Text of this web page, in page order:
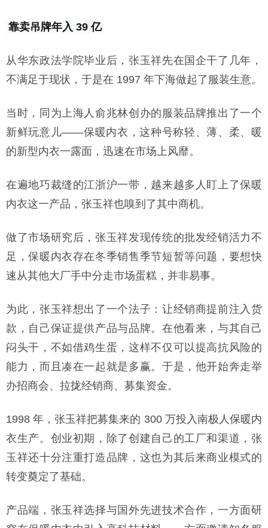
靠卖吊牌年入 39 亿
从华东政法学院毕业后，张玉祥先在国企干了几年，
不满足于现状，于是在 1997 年下海做起了服装生意。
当时，同为上海人俞兆林创办的服装品牌推出了一个
新鲜玩意儿——保暖内衣，这种号称轻、薄、柔、暖
的新型内衣一露面，迅速在市场上风靡。
在遍地巧裁缝的江浙沪一带，越来越多人盯上了保暖
内衣这一产品，张玉祥也嗅到了其中商机。
做了市场研究后，张玉祥发现传统的批发经销活力不
足，保暖内衣存在冬季销售季节短暂等问题，要想快
速从其他大厂手中分走市场蛋糕，并非易事。
为此，张玉祥想出了一个法子：让经销商提前注入货
款，自己保证提供产品与品牌。在他看来，与其自己
闷头干，不如借鸡生蛋，这样不仅可以提高抗风险的
能力，而且凑在一起就是多赢。于是，他开始奔走举
办招商会、拉拢经销商、募集资金。
1998 年，张玉祥把募集来的 300 万投入南极人保暖内
衣生产。创业初期，除了创建自己的工厂和渠道，张
玉祥还十分注重打造品牌，这也为其后来商业模式的
转变奠定了基础。
产品端，张玉祥选择与国外先进技术合作，一方面研